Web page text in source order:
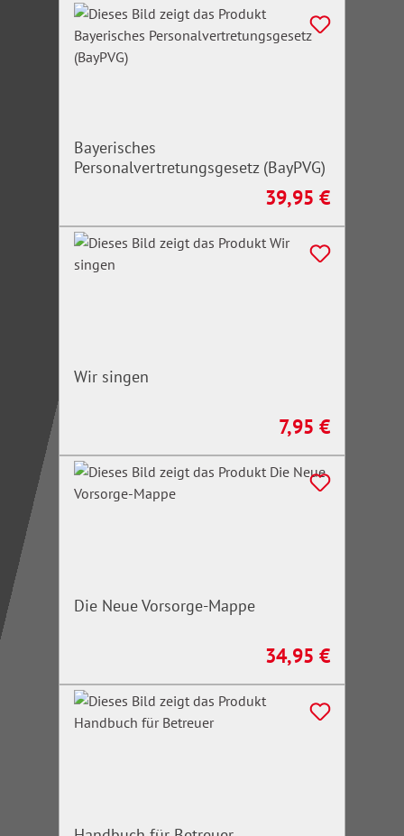
Bayerisches
Personalvertretungsgesetz (BayPVG)
Regulärer Preis:
39,95 €
Wir singen
Regulärer Preis:
7,95 €
Die Neue Vorsorge-Mappe
Regulärer Preis:
34,95 €